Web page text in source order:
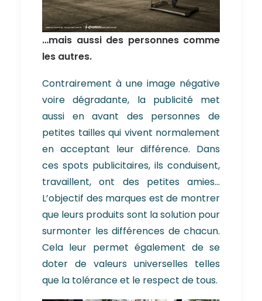
…mais aussi des personnes comme
les autres.
Contrairement à une image négative
voire dégradante, la publicité met
aussi en avant des personnes de
petites tailles qui vivent normalement
en acceptant leur différence. Dans
ces spots publicitaires, ils conduisent,
travaillent, ont des petites amies…
L’objectif des marques est de montrer
que leurs produits sont la solution pour
surmonter les différences de chacun.
Cela leur permet également de se
doter de valeurs universelles telles
que la tolérance et le respect de tous.